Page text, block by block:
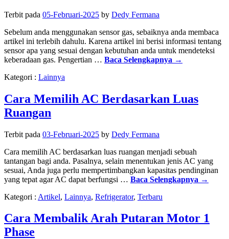
Terbit pada 05-Februari-2025 by Dedy Fermana
Sebelum anda menggunakan sensor gas, sebaiknya anda membaca
artikel ini terlebih dahulu. Karena artikel ini berisi informasi tentang
sensor apa yang sesuai dengan kebutuhan anda untuk mendeteksi
keberadaan gas. Pengertian … Baca Selengkapnya →
Kategori : Lainnya
Cara Memilih AC Berdasarkan Luas
Ruangan
Terbit pada 03-Februari-2025 by Dedy Fermana
Cara memilih AC berdasarkan luas ruangan menjadi sebuah
tantangan bagi anda. Pasalnya, selain menentukan jenis AC yang
sesuai, Anda juga perlu mempertimbangkan kapasitas pendinginan
yang tepat agar AC dapat berfungsi … Baca Selengkapnya →
Kategori : Artikel, Lainnya, Refrigerator, Terbaru
Cara Membalik Arah Putaran Motor 1
Phase